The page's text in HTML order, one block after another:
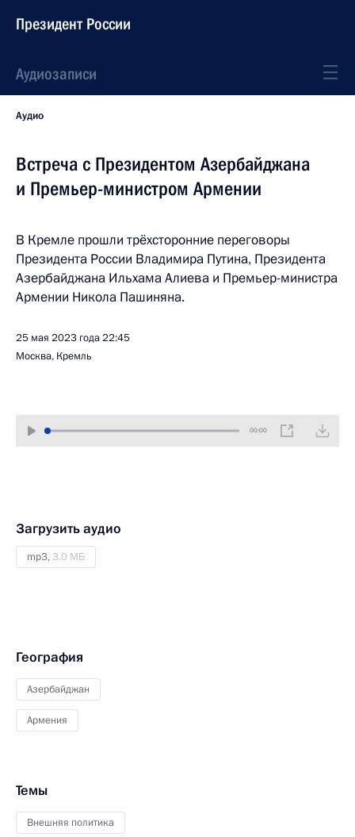
Президент России
Аудиозаписи
Аудио
Встреча с Президентом Азербайджана
и Премьер-министром Армении
В Кремле прошли трёхсторонние переговоры
Президента России Владимира Путина, Президента
Азербайджана Ильхама Алиева и Премьер-министра
Армении Никола Пашиняна.
25 мая 2023 года22:45
Москва, Кремль
00:00
Загрузить аудио
mp3, 3.0 МБ
География
Азербайджан
Армения
Темы
Внешняя политика